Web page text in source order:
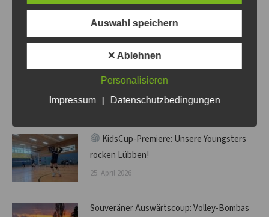
Beachcamp der Volley-Bombas
27. Juli 2026
Volley-Bombas on Tour: Medaillenregen und
Kampfgeist in Bismark!
26. April 2026
KidsCup-Premiere: Unsere Youngsters
rocken Lübben!
25. April 2026
Souveräner Auswärtscoup: Volley-Bombas
Auswahl speichern
✕ Ablehnen
Personalisieren
Impressum
| Datenschutzbedingungen